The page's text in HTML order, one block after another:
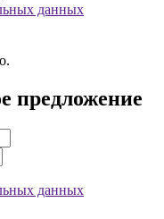
данных
предложение
данных